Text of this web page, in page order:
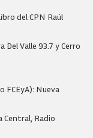
del CPN Raúl
Valle 93.7 y Cerro
FCEyA): Nueva
Central, Radio